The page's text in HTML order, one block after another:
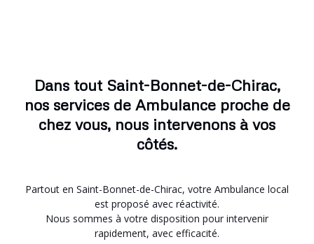
Dans tout Saint-Bonnet-de-Chirac,
nos services de Ambulance proche de
chez vous, nous intervenons à vos
côtés.
Partout en Saint-Bonnet-de-Chirac, votre Ambulance local
est proposé avec réactivité.
Nous sommes à votre disposition pour intervenir
rapidement, avec efficacité.